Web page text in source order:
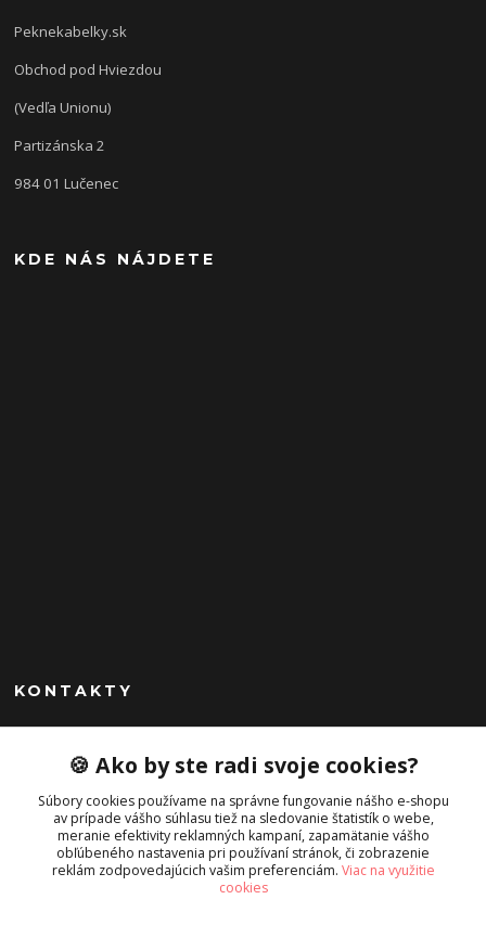
Peknekabelky.sk
Obchod pod Hviezdou
(Vedľa Unionu)
Partizánska 2
984 01 Lučenec
KDE NÁS NÁJDETE
KONTAKTY
Peknekabelky.sk
+421 949747302
Po-Pia 10-16
info@peknekabelky.sk
🍪 Ako by ste radi svoje cookies?
Súbory cookies používame na správne fungovanie nášho e-shopu
av prípade vášho súhlasu tiež na sledovanie štatistík o webe,
meranie efektivity reklamných kampaní, zapamätanie vášho
obľúbeného nastavenia pri používaní stránok, či zobrazenie
reklám zodpovedajúcich vašim preferenciám. Viac na využitie
cookies